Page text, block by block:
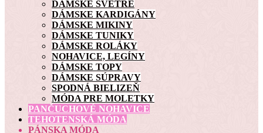
DÁMSKE SVETRE
DÁMSKE KARDIGÁNY
DÁMSKE MIKINY
DÁMSKE TUNIKY
DÁMSKE ROLÁKY
NOHAVICE, LEGÍNY
DÁMSKE TOPY
DÁMSKE SÚPRAVY
SPODNÁ BIELIZEŇ
MÓDA PRE MOLETKY
PANČUCHOVÉ NOHAVICE
TEHOTENSKÁ MÓDA
PÁNSKA MÓDA